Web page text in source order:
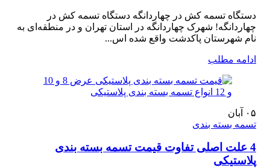
دستگاه تسمه کش در چهاردانگه دستگاه تسمه کش در
چهاردانگه! شهرک چهاردانگه در استان تهران و در منطقه‌ای به
نام شهرستان پاکدشت واقع شده اس...
ادامه مطلب
۰۵
آبان
تسمه بسته بندی
4 علت اصلی تفاوت قیمت تسمه بسته بندی
پلاستیکی